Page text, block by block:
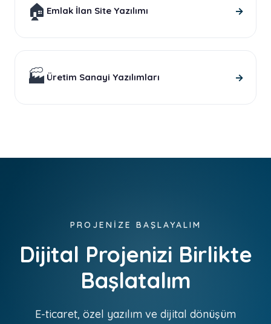
🏠 Emlak İlan Site Yazılımı →
🏭 Üretim Sanayi Yazılımları →
PROJENİZE BAŞLAYALIM
Dijital Projenizi Birlikte
Başlatalım
E-ticaret, özel yazılım ve dijital dönüşüm